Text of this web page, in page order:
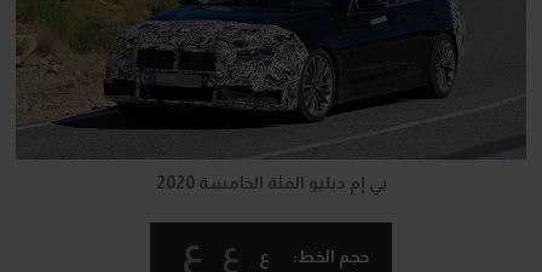
بي إم دبليو الفئة الخامسة 2020
حجم الخط: ع ع ع